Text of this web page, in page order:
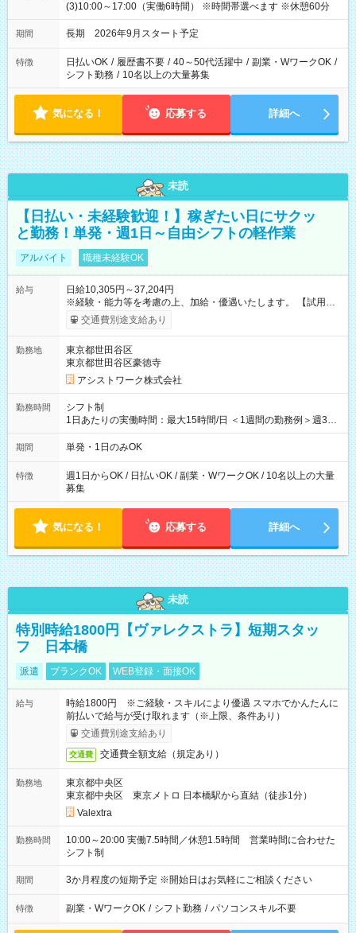
(3)10:00～17:00（実働6時間） ※時間帯選べます ※休憩60分
期間 長期 2026年9月スタート予定
特徴 日払いOK / 履歴書不要 / 40～50代活躍中 / 副業・WワークOK /
シフト勤務 / 10名以上の大量募集
気になる！ 応募する 詳細へ
未読
【日払い・未経験歓迎！】稼ぎたい日にサクッ
と勤務！単発・週1日～自由シフトの軽作業
アルバイト 職種未経験OK
給与
日給10,305円～37,204円
※経験・能力等を考慮の上、加給・優遇いたします。 【試用期
間】試用期間なし
交通費別途支給あり
勤務地
東京都世田谷区
東京都世田谷区豪徳寺
アシストワーク株式会社
勤務時間
シフト制
1日あたりの実働時間：最大15時間/日 ＜1週間の勤務例＞週3回
勤務 勤務：月・水・金 休み：火・木・土・日 好きな時にお仕事
可能です！ ※1日あたりの最大実働時間は日勤、夜勤共に勤務し
期間 単発・1日のみOK
特徴
週1日からOK / 日払いOK / 副業・WワークOK / 10名以上の大量
募集
気になる！ 応募する 詳細へ
未読
特別時給1800円【ヴァレクストラ】短期スタッ
フ 日本橋
派遣 ブランクOK WEB登録・面接OK
給与
時給1800円 ※ご経験・スキルにより優遇 スマホでかんたんに
前払いで給与が受け取れます（※上限、条件あり）
交通費別途支給あり
交通費 交通費全額支給（規定あり）
勤務地
東京都中央区
東京都中央区 東京メトロ 日本橋駅から直結（徒歩1分）
Valextra
勤務時間
10:00～20:00 実働7.5時間／休憩1.5時間 営業時間に合わせた
シフト制
期間 3か月程度の短期予定 ※開始日はお気軽にご相談ください
特徴 副業・WワークOK / シフト勤務 / パソコンスキル不要